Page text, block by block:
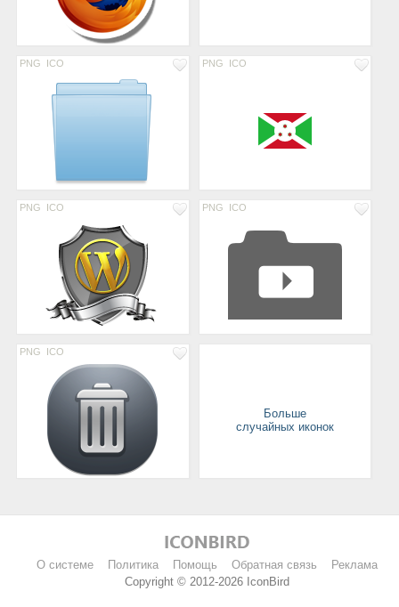
PNG ICO PNG ICO
PNG ICO PNG ICO
PNG ICO
Больше
случайных иконок
О системе Политика Помощь Обратная связь
Реклама
Copyright © 2012-2026 IconBird